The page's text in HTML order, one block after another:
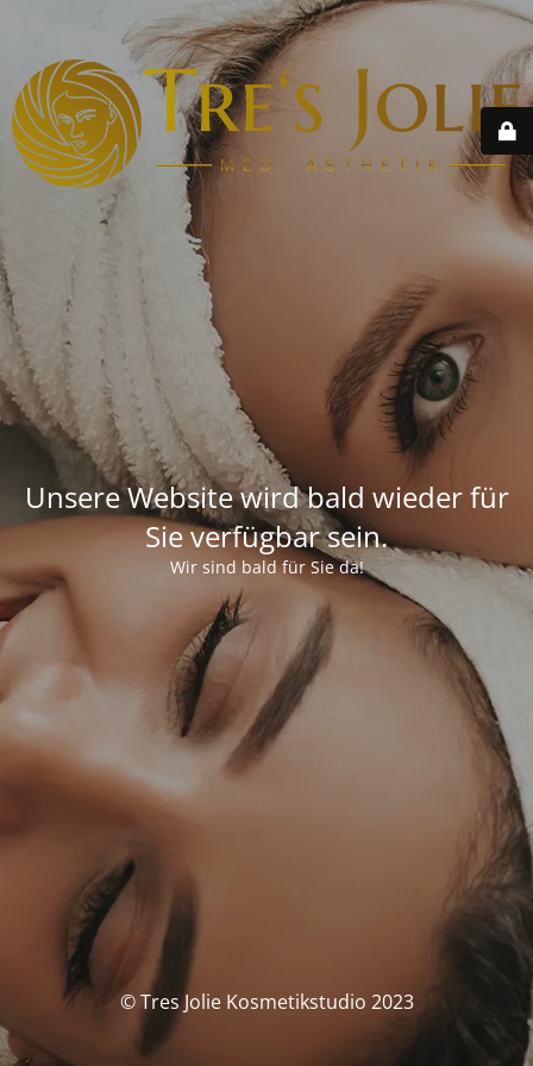
Unsere Website wird bald wieder für
Sie verfügbar sein.
Wir sind bald für Sie da!
© Tres Jolie Kosmetikstudio 2023